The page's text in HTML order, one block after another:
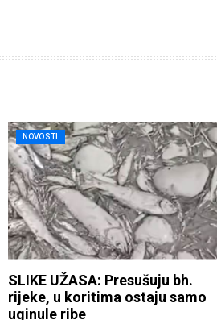
NOVOSTI
SLIKE UŽASA: Presušuju bh.
rijeke, u koritima ostaju samo
uginule ribe